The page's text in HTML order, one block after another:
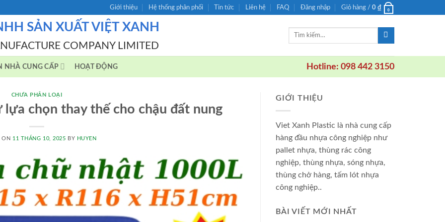
Giới thiệu Hệ thống phân phối Tin tức Liên hệ FAQ Đăng nhập Giỏ hàng / 0 ₫ 0
SẢN XUẤT VIỆT XANH
COMPANY LIMITED
Tìm
NHÀ CUNG CẤP HOẠT ĐỘNG Hotline: 098 442 3150
CHƯA PHÂN LOẠI
chọn thay thế cho chậu đất nung
ON 11 THÁNG 10, 2025 BY HUYEN
GIỚI THIỆU
Viet Xanh Plastic là nhà cung cấp
hàng đầu nhựa công nghiệp như
pallet nhựa, thùng rác công
nghiệp, thùng nhựa, sóng nhựa,
thùng chở hàng, tấm lót nhựa
công nghiệp..
BÀI VIẾT MỚI NHẤT